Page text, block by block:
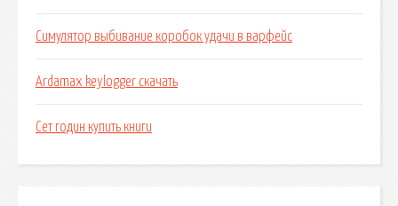
Симулятор выбивание коробок удачи в варфейс
Ardamax keylogger скачать
Сет годин купить книги